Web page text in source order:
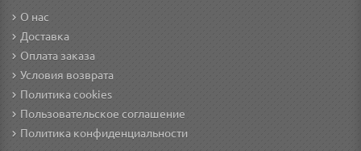
О нас
Доставка
Оплата заказа
Условия возврата
Политика cookies
Пользовательское соглашение
Политика конфиденциальности